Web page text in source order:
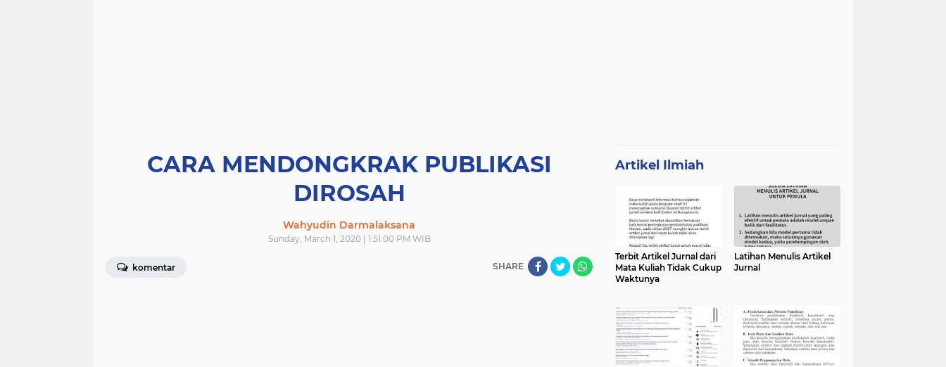
CARA MENDONGKRAK PUBLIKASI
DIROSAH
Wahyudin Darmalaksana
Sunday, March 1, 2020 | 1:51:00 PM WIB
komentar SHARE
Artikel Ilmiah
Terbit Artikel Jurnal dari
Mata Kuliah Tidak Cukup
Waktunya
Latihan Menulis Artikel
Jurnal